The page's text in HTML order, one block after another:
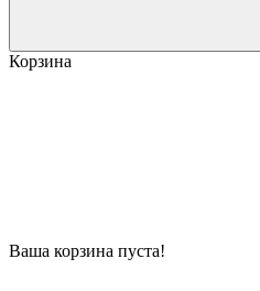
Корзина
Ваша корзина пуста!